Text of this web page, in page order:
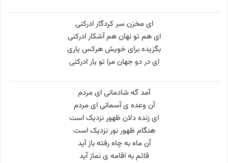
ای مخزن سر کردگار ادرکنی
ای هم تو نهان هم آشکار ادرکنی
بگزیده برای خویش هرکس یاری
ای در دو جهان مرا تو یار ادرکنی
آمد گه شادمانی ای مردم
آن وعده ی آسمانی ای مردم
ای زنده دلان ظهور نزدیک است
هنگام ظهور نور نزدیک است
آن ماه به چاه رفته باز آید
قائم به اقامه ی نماز آید